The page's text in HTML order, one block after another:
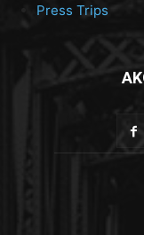
Press Trips